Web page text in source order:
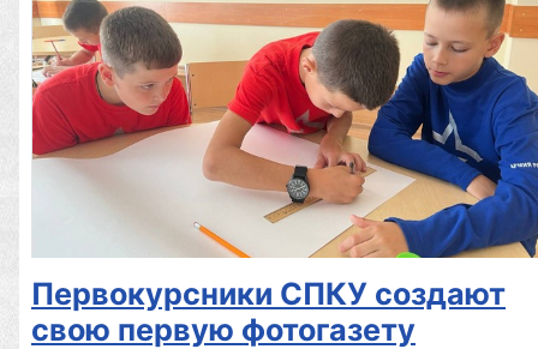
Первокурсники СПКУ создают
свою первую фотогазету